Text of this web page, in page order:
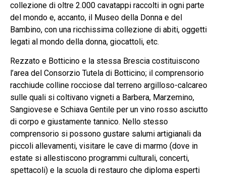
collezione di oltre 2.000 cavatappi raccolti in ogni parte
del mondo e, accanto, il Museo della Donna e del
Bambino, con una ricchissima collezione di abiti, oggetti
legati al mondo della donna, giocattoli, etc.
Rezzato e Botticino e la stessa Brescia costituiscono
l’area del Consorzio Tutela di Botticino; il comprensorio
racchiude colline rocciose dal terreno argilloso-calcareo
sulle quali si coltivano vigneti a Barbera, Marzemino,
Sangiovese e Schiava Gentile per un vino rosso asciutto
di corpo e giustamente tannico. Nello stesso
comprensorio si possono gustare salumi artigianali da
piccoli allevamenti, visitare le cave di marmo (dove in
estate si allestiscono programmi culturali, concerti,
spettacoli) e la scuola di restauro che diploma esperti